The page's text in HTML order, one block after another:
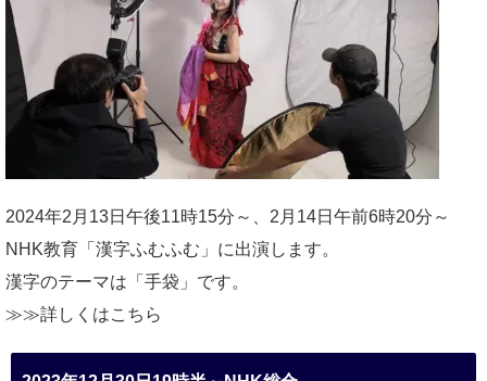
2024年2月13日午後11時15分～、2月14日午前6時20分～
NHK教育「漢字ふむふむ」に出演します。
漢字のテーマは「手袋」です。
≫≫詳しくはこちら